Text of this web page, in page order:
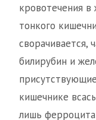
кровотечения
тонкого
сворачивается,
билирубин и
кишечнике
лишь